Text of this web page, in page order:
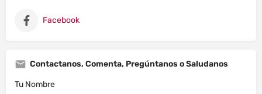
Facebook
Contactanos, Comenta, Pregúntanos o Saludanos
Tu Nombre